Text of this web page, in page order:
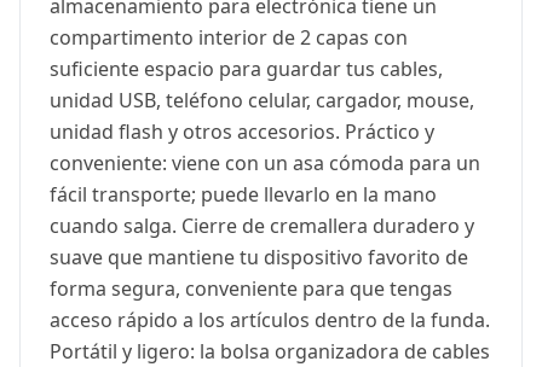
almacenamiento para electrónica tiene un
compartimento interior de 2 capas con
suficiente espacio para guardar tus cables,
unidad USB, teléfono celular, cargador, mouse,
unidad flash y otros accesorios. Práctico y
conveniente: viene con un asa cómoda para un
fácil transporte; puede llevarlo en la mano
cuando salga. Cierre de cremallera duradero y
suave que mantiene tu dispositivo favorito de
forma segura, conveniente para que tengas
acceso rápido a los artículos dentro de la funda.
Portátil y ligero: la bolsa organizadora de cables